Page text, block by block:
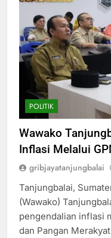
POLITIK
Wawako
Inflasi Melalui
gribjayatanjungbalai
Tanjungbalai,
(Wawako)
pengendalian inflasi
dan Pangan